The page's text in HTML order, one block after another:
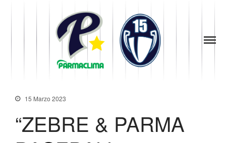
Organigramma
15 Marzo 2023
“ZEBRE & PARMA